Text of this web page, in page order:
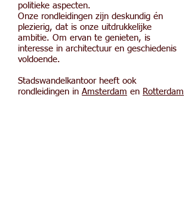
politieke aspecten.
Onze rondleidingen zijn deskundig én
plezierig, dat is onze uitdrukkelijke
ambitie. Om ervan te genieten, is
interesse in architectuur en geschiedenis
voldoende.
Stadswandelkantoor heeft ook
rondleidingen in Amsterdam en Rotterdam